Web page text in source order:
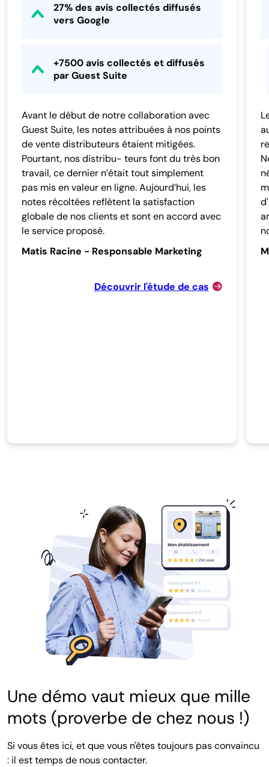
27% des avis collectés diffusés
vers Google
+7500 avis collectés et diffusés
par Guest Suite
Avant le début de notre collaboration avec
Guest Suite, les notes attribuées à nos points
de vente distributeurs étaient mitigées.
Pourtant, nos distribu- teurs font du très bon
travail, ce dernier n’était tout simplement
pas mis en valeur en ligne. Aujourd’hui, les
notes récoltées reflètent la satisfaction
globale de nos clients et sont en accord avec
le service proposé.
Matis Racine - Responsable Marketing
Découvrir l'étude de cas
Une démo vaut mieux que mille
mots (proverbe de chez nous !)
Si vous êtes ici, et que vous n'êtes toujours pas convaincu
: il est temps de nous contacter.